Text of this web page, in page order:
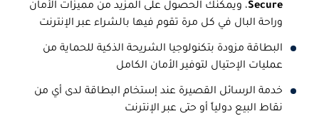
Secure، ويمكنك الحصول على المزيد من مميزات الأمان
وراحة البال في كل مرة تقوم فيها بالشراء عبر الإنترنت
البطاقة مزودة بتكنولوجيا الشريحة الذكية للحماية من
عمليات الإحتيال لتوفير الأمان الكامل
خدمة الرسائل القصيرة عند إستخام البطاقة لدى أي من
نقاط البيع دولياً أو حتى عبر الإنترنت